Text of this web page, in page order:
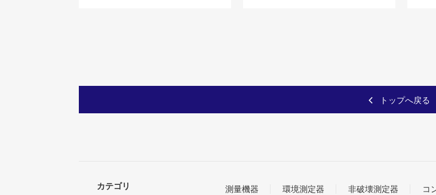
トップへ戻る
カテゴリ 測量機器 環境測定器 非破壊測定器 コ